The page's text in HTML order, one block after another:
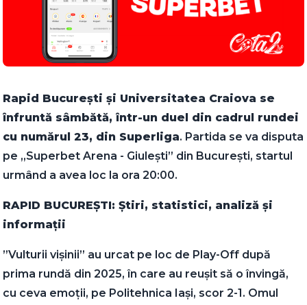
Rapid București și Universitatea Craiova se
înfruntă sâmbătă, într-un duel din cadrul rundei
cu numărul 23, din Superliga. Partida se va disputa
pe „Superbet Arena - Giulești” din București, startul
urmând a avea loc la ora 20:00.
RAPID BUCUREȘTI: Știri, statistici, analiză și
informații
”Vulturii vișinii” au urcat pe loc de Play-Off după
prima rundă din 2025, în care au reușit să o învingă,
cu ceva emoții, pe Politehnica Iași, scor 2-1. Omul